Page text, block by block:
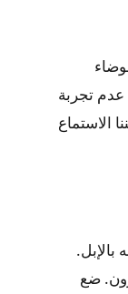
عدم تجربة
الاستماع
بالإبل.
ضع